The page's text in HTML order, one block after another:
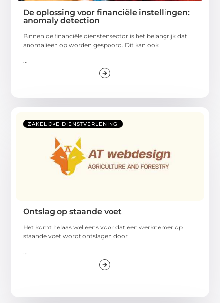
De oplossing voor financiële instellingen:
anomaly detection
Binnen de financiële dienstensector is het belangrijk dat
anomalieën op worden gespoord. Dit kan ook
...
ZAKELIJKE DIENSTVERLENING
Ontslag op staande voet
Het komt helaas wel eens voor dat een werknemer op
staande voet wordt ontslagen door